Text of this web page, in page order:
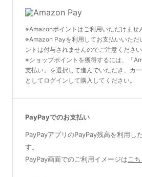
※Amazonポイントはご利用いただけませ
※Amazon Payを利用してお支払いいただ
ントは付与されませんのでご注意ください
※ショップポイントを獲得するには、「
支払い」を選択して進んでいただき、カ
としてログインして購入してください。
PayPayでのお支払い
PayPayアプリのPayPay残高を利用し
す。
PayPay画面でのご利用イメージは こ